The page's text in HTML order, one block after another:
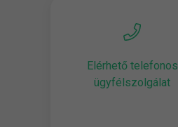
Elérhető telefonos
ügyfélszolgálat